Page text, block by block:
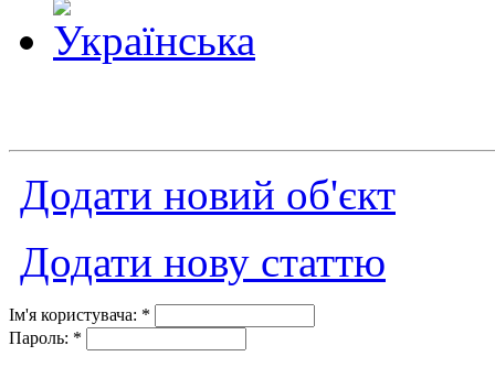
Додати новий об'єкт
Додати нову статтю
Ім'я користувача: *
Пароль: *